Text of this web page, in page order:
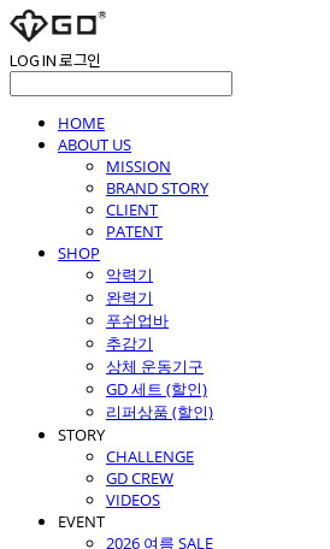
LOG IN로그인
HOME
ABOUT US
MISSION
BRAND STORY
CLIENT
PATENT
SHOP
악력기
완력기
푸쉬업바
추감기
상체 운동기구
GD 세트 (할인)
리퍼상품 (할인)
STORY
CHALLENGE
GD CREW
VIDEOS
EVENT
2026 여름 SALE